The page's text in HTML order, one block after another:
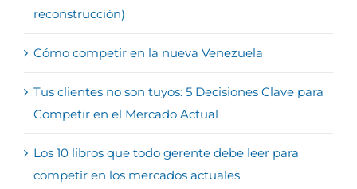
reconstrucción)
Cómo competir en la nueva Venezuela
Tus clientes no son tuyos: 5 Decisiones Clave para
Competir en el Mercado Actual
Los 10 libros que todo gerente debe leer para
competir en los mercados actuales